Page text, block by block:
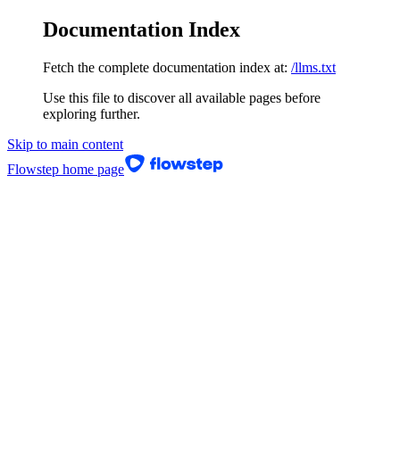
Documentation Index
Fetch the complete documentation index at: /llms.txt
Use this file to discover all available pages before
exploring further.
Skip to main content
Flowstep home page